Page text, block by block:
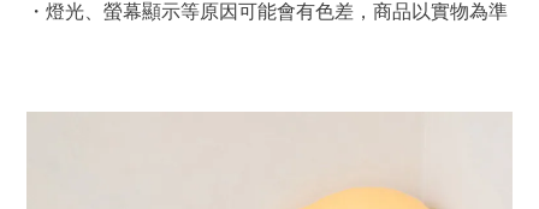
・燈光、螢幕顯示等原因可能會有色差，商品以實物為準